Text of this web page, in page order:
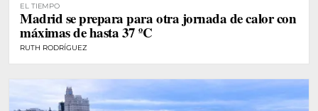
EL TIEMPO
Madrid se prepara para otra jornada de calor con
máximas de hasta 37 ºC
RUTH RODRÍGUEZ